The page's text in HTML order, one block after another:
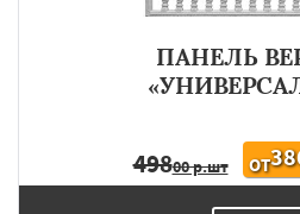
ПАНЕЛЬ
49800 р.шт ОТ